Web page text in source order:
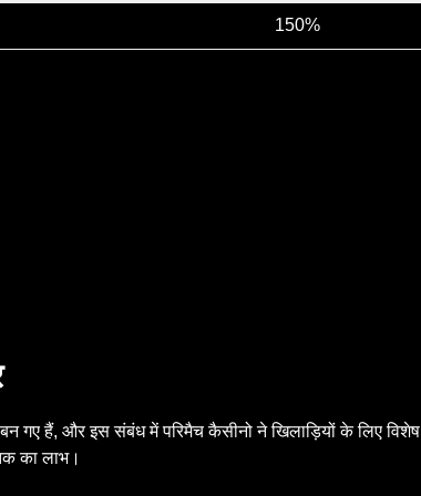
150%
गए हैं, और इस संबंध में परिमैच कैसीनो ने खिलाड़ियों के लिए विशेष
का लाभ।